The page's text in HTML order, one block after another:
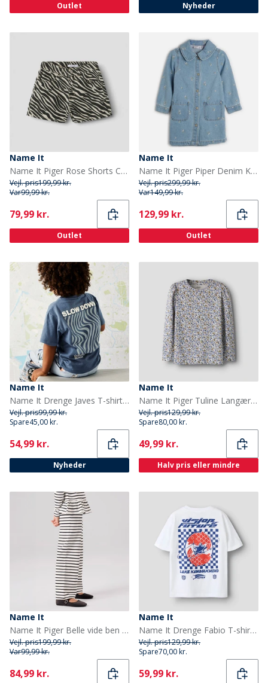
Outlet Nyheder
Name It
Name It Piger Rose Shorts Cement Zebra
Vejl. pris199,99 kr.
Var99,99 kr.
Current
79,99 kr.
Outlet
Name It
Name It Piger Piper Denim Kjole Light Blue Denim
Vejl. pris299,99 kr.
Var149,99 kr.
Current
129,99 kr.
Outlet
Name It
Name It Drenge Javes T-shirt Vintage Indigo
Vejl. pris99,99 kr.
Spare45,00 kr.
Current
54,99 kr.
Nyheder
Name It
Name It Piger Tuline Langærmet Bluse Lilac Marble
Vejl. pris129,99 kr.
Spare80,00 kr.
Current
49,99 kr.
Halv pris eller mindre
Name It
Name It Piger Belle vide ben bukser Cloud Dancer
Vejl. pris199,99 kr.
Var99,99 kr.
Current
84,99 kr.
Name It
Name It Drenge Fabio T-shirt Bright White
Vejl. pris129,99 kr.
Spare70,00 kr.
Current
59,99 kr.